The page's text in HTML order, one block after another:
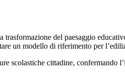
trasformazione del paesaggio
un modello di riferimento per
scolastiche cittadine, confermando